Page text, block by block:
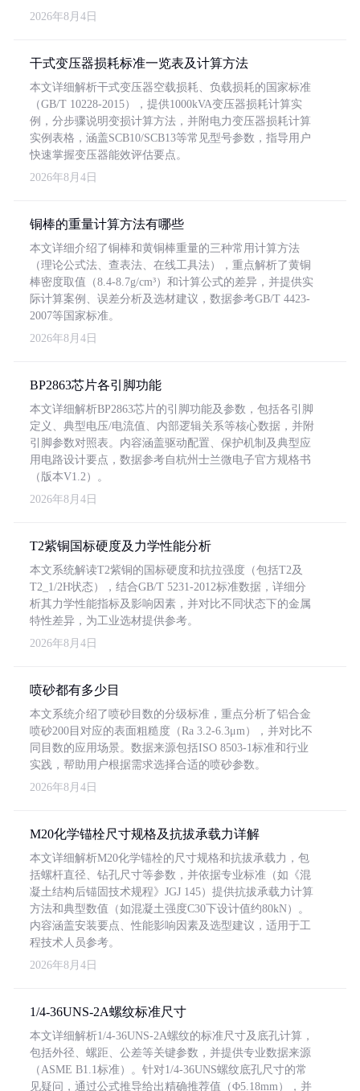
2026年8月4日
干式变压器损耗标准一览表及计算方法
本文详细解析干式变压器空载损耗、负载损耗的国家标准
（GB/T 10228-2015），提供1000kVA变压器损耗计算实
例，分步骤说明变损计算方法，并附电力变压器损耗计算
实例表格，涵盖SCB10/SCB13等常见型号参数，指导用户
快速掌握变压器能效评估要点。
2026年8月4日
铜棒的重量计算方法有哪些
本文详细介绍了铜棒和黄铜棒重量的三种常用计算方法
（理论公式法、查表法、在线工具法），重点解析了黄铜
棒密度取值（8.4-8.7g/cm³）和计算公式的差异，并提供实
际计算案例、误差分析及选材建议，数据参考GB/T 4423-
2007等国家标准。
2026年8月4日
BP2863芯片各引脚功能
本文详细解析BP2863芯片的引脚功能及参数，包括各引脚
定义、典型电压/电流值、内部逻辑关系等核心数据，并附
引脚参数对照表。内容涵盖驱动配置、保护机制及典型应
用电路设计要点，数据参考自杭州士兰微电子官方规格书
（版本V1.2）。
2026年8月4日
T2紫铜国标硬度及力学性能分析
本文系统解读T2紫铜的国标硬度和抗拉强度（包括T2及
T2_1/2H状态），结合GB/T 5231-2012标准数据，详细分
析其力学性能指标及影响因素，并对比不同状态下的金属
特性差异，为工业选材提供参考。
2026年8月4日
喷砂都有多少目
本文系统介绍了喷砂目数的分级标准，重点分析了铝合金
喷砂200目对应的表面粗糙度（Ra 3.2-6.3μm），并对比不
同目数的应用场景。数据来源包括ISO 8503-1标准和行业
实践，帮助用户根据需求选择合适的喷砂参数。
2026年8月4日
M20化学锚栓尺寸规格及抗拔承载力详解
本文详细解析M20化学锚栓的尺寸规格和抗拔承载力，包
括螺杆直径、钻孔尺寸等参数，并依据专业标准（如《混
凝土结构后锚固技术规程》JGJ 145）提供抗拔承载力计算
方法和典型数值（如混凝土强度C30下设计值约80kN）。
内容涵盖安装要点、性能影响因素及选型建议，适用于工
程技术人员参考。
2026年8月4日
1/4-36UNS-2A螺纹标准尺寸
本文详细解析1/4-36UNS-2A螺纹的标准尺寸及底孔计算，
包括外径、螺距、公差等关键参数，并提供专业数据来源
（ASME B1.1标准）。针对1/4-36UNS螺纹底孔尺寸的常
见疑问，通过公式推导给出精确推荐值（Φ5.18mm），并